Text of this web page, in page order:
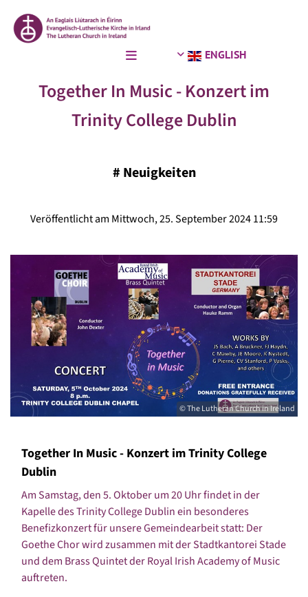
ENGLISH
Together In Music - Konzert im
Trinity College Dublin
# Neuigkeiten
Veröffentlicht am Mittwoch, 25. September 2024 11:59
© The Lutheran Church in Ireland
Together In Music - Konzert im Trinity College
Dublin
Am Samstag, den 5. Oktober um 20 Uhr findet in der
Kapelle des Trinity College Dublin ein besonderes
Benefizkonzert für unsere Gemeindearbeit statt: Der
Goethe Chor wird zusammen mit der Stadtkantorei Stade
und dem Brass Quintet der Royal Irish Academy of Music
auftreten.